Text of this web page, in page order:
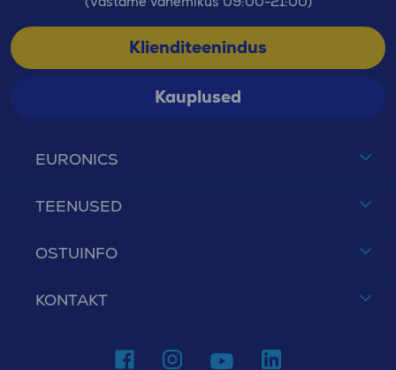
EURONICS
TEENUSED
OSTUINFO
KONTAKT
Klienditeenindus
Kauplused